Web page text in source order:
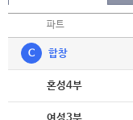
파트
C 합창
혼성4부